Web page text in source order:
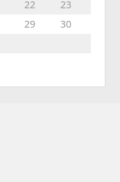
22
23
29
30